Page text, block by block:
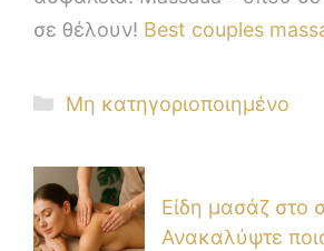
σε θέλουν! Best couples
Μη κατηγοριοποιημένο
Είδη μασάζ στο
Ανακαλύψτε